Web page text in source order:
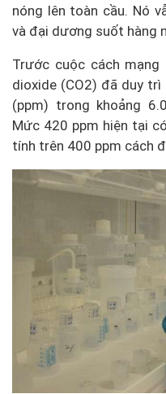
nóng lên toàn cầu. Nó
và đại dương suốt hàng
Trước cuộc cách mạng
dioxide (CO2) đã duy
(ppm) trong khoảng
Mức 420 ppm hiện tại
tính trên 400 ppm cách